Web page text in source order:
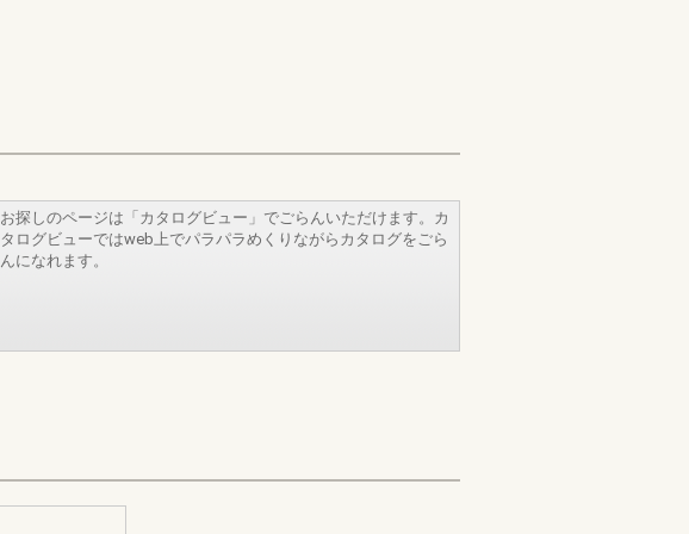
お探しのページは「カタログビュー」でごらんいただけます。カ
タログビューではweb上でパラパラめくりながらカタログをごら
んになれます。